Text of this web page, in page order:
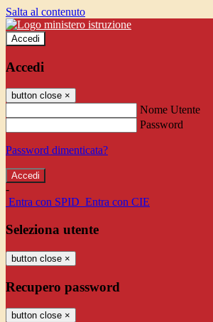
Salta al contenuto
Accedi
Accedi
button close ×
Nome Utente
Password
Password dimenticata?
-
Entra con SPID Entra con CIE
Seleziona utente
button close ×
Recupero password
button close ×